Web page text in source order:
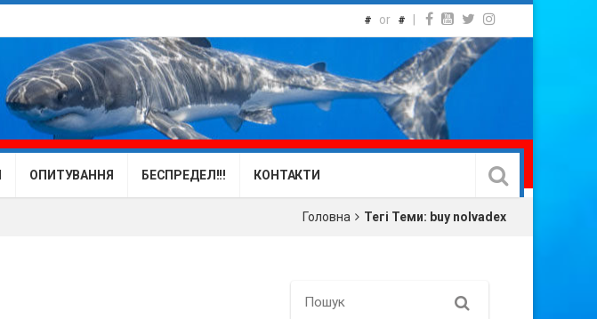
# or #
ОПИТУВАННЯ БЕСПРЕДЕЛ!!! КОНТАКТИ
Головна Тегі Теми: buy nolvadex
Search